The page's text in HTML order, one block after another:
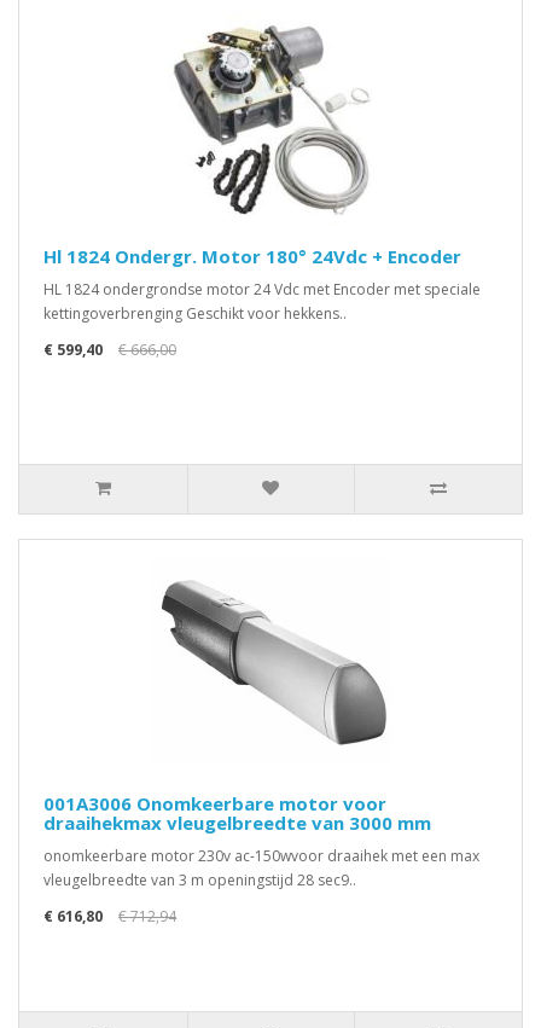
Hl 1824 Ondergr. Motor 180° 24Vdc + Encoder
HL 1824 ondergrondse motor 24 Vdc met Encoder met speciale
kettingoverbrenging Geschikt voor hekkens..
€ 599,40
€ 666,00
001A3006 Onomkeerbare motor voor
draaihekmax vleugelbreedte van 3000 mm
onomkeerbare motor 230v ac-150wvoor draaihek met een max
vleugelbreedte van 3 m openingstijd 28 sec9..
€ 616,80
€ 712,94